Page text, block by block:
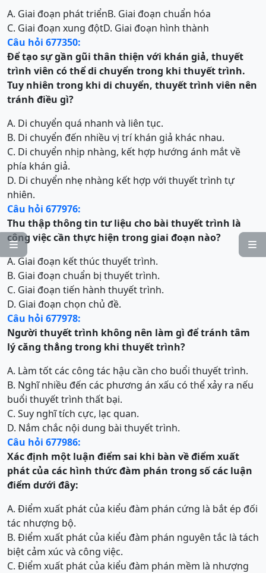


A. Giai đoạn phát triểnB. Giai đoạn chuẩn hóa
C. Giai đoạn xung độtD. Giai đoạn hình thành
Câu hỏi 677350:
Để tạo sự gần gũi thân thiện với khán giả, thuyết
trình viên có thể di chuyển trong khi thuyết trình.
Tuy nhiên trong khi di chuyển, thuyết trình viên nên
tránh điều gì?
A. Di chuyển quá nhanh và liên tục.
B. Di chuyển đến nhiều vị trí khán giả khác nhau.
C. Di chuyển nhịp nhàng, kết hợp hướng ánh mắt về
phía khán giả.
D. Di chuyển nhẹ nhàng kết hợp với thuyết trình tự
nhiên.
Câu hỏi 677976:
Thu thập thông tin tư liệu cho bài thuyết trình là
công việc cần thực hiện trong giai đoạn nào?
A. Giai đoạn kết thúc thuyết trình.
B. Giai đoạn chuẩn bị thuyết trình.
C. Giai đoạn tiến hành thuyết trình.
D. Giai đoạn chọn chủ đề.
Câu hỏi 677978:
Người thuyết trình không nên làm gì để tránh tâm
lý căng thẳng trong khi thuyết trình?
A. Làm tốt các công tác hậu cần cho buổi thuyết trình.
B. Nghĩ nhiều đến các phương án xấu có thể xảy ra nếu
buổi thuyết trình thất bại.
C. Suy nghĩ tích cực, lạc quan.
D. Nắm chắc nội dung bài thuyết trình.
Câu hỏi 677986:
Xác định một luận điểm sai khi bàn về điểm xuất
phát của các hình thức đàm phán trong số các luận
điểm dưới đây:
A. Điểm xuất phát của kiểu đàm phán cứng là bắt ép đối
tác nhượng bộ.
B. Điểm xuất phát của kiểu đàm phán nguyên tắc là tách
biệt cảm xúc và công việc.
C. Điểm xuất phát của kiểu đàm phán mềm là nhượng